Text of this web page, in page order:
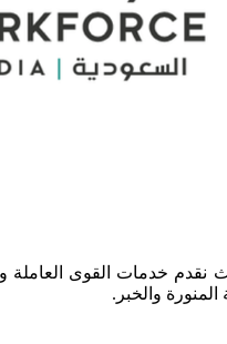
السعودية هي شركة خدمات موارد بشرية تأسست